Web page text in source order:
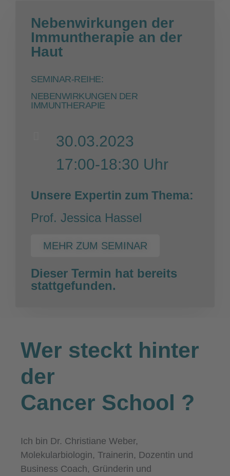
Nebenwirkungen der
Immuntherapie an der
Haut
SEMINAR-REIHE:
NEBENWIRKUNGEN DER
IMMUNTHERAPIE
30.03.2023
17:00-18:30 Uhr
Unsere Expertin zum Thema:
Prof. Jessica Hassel
MEHR ZUM SEMINAR
Dieser Termin hat bereits
stattgefunden.
Wer steckt hinter
der
Cancer School ?
Ich bin Dr. Christiane Weber,
Molekularbiologin, Trainerin, Dozentin und
Business Coach, Gründerin und